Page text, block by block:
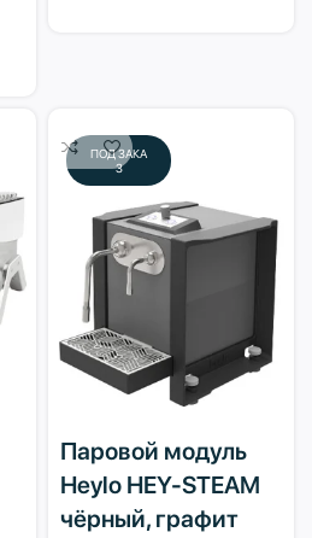
ПОД ЗАКА
З
Паровой модуль
Heylo HEY-STEAM
чёрный, графит